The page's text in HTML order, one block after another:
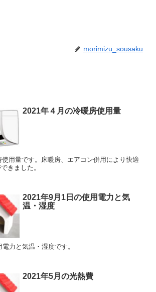
morimizu_sousaku
2021年４月の冷暖房使用量
用量です。床暖房、エアコン併用により快適
きました。
2021年9月1日の使用電力と気
温・湿度
力と気温・湿度です。
2021年5月の光熱費